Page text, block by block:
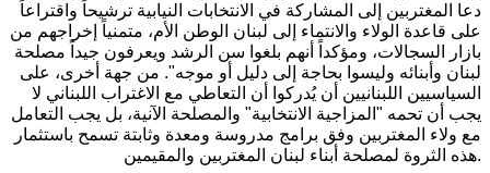
دعا المغتربين إلى المشاركة في الانتخابات النيابية ترشيحاً واقتراعاً
على قاعدة الولاء والانتماء إلى لبنان الوطن الأم، متمنياً إخراجهم من
بازار السجالات، ومؤكداً أنهم بلغوا سن الرشد ويعرفون جيداً مصلحة
لبنان وأبنائه وليسوا بحاجة إلى دليل أو موجه". من جهة أخرى، على
السياسيين اللبنانيين أن يُدركوا أن التعاطي مع الاغتراب اللبناني لا
يجب أن تحمه "المزاجية الانتخابية" والمصلحة الآنية، بل يجب التعامل
مع ولاء المغتربين وفق برامج مدروسة ومعدة وثابتة تسمح باستثمار
هذه الثروة لمصلحة أبناء لبنان المغتربين والمقيمين.